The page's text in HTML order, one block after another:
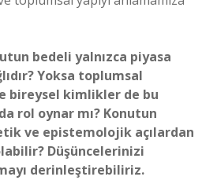
bedeli yalnızca piyasa
Yoksa toplumsal
bireysel kimlikler de bu
rol oynar mı? Konutun
ve epistemolojik açılardan
Düşüncelerinizi
derinleştirebiliriz.